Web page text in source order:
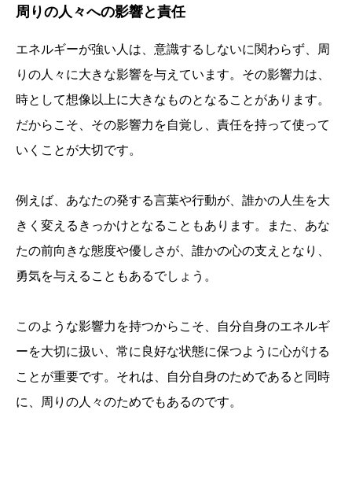
周りの人々への影響と責任
エネルギーが強い人は、意識するしないに関わらず、周
りの人々に大きな影響を与えています。その影響力は、
時として想像以上に大きなものとなることがあります。
だからこそ、その影響力を自覚し、責任を持って使って
いくことが大切です。
例えば、あなたの発する言葉や行動が、誰かの人生を大
きく変えるきっかけとなることもあります。また、あな
たの前向きな態度や優しさが、誰かの心の支えとなり、
勇気を与えることもあるでしょう。
このような影響力を持つからこそ、自分自身のエネルギ
ーを大切に扱い、常に良好な状態に保つように心がける
ことが重要です。それは、自分自身のためであると同時
に、周りの人々のためでもあるのです。